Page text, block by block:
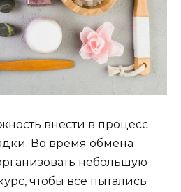
внести в процесс
Во время обмена
небольшую
чтобы все пытались